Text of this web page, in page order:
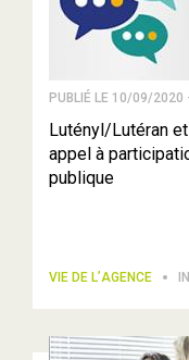
PUBLIÉ LE 10/09/
Lutényl/Lutéran
appel à
publique
VIE DE L’AGENCE